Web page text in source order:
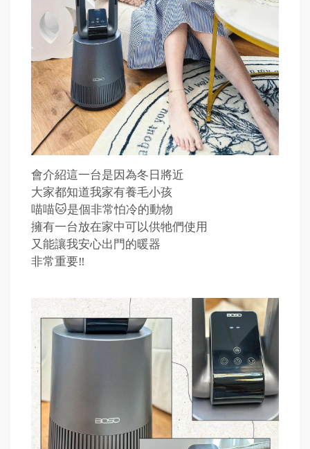
會介紹這一台是因為冬日將近
大家都知道我家有養毛小孩
喵喵🐱是個非常怕冷的動物
擁有一台放在家中可以供牠們使用
又能讓我安心出門的暖器
非常重要‼️